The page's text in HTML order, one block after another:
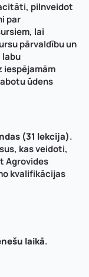
pilnveidot
par
lai
pārvaldību un
labu
iespējamām
ūdens
(31 lekcija).
kas veidoti,
Agrovides
kvalifikācijas
laikā.